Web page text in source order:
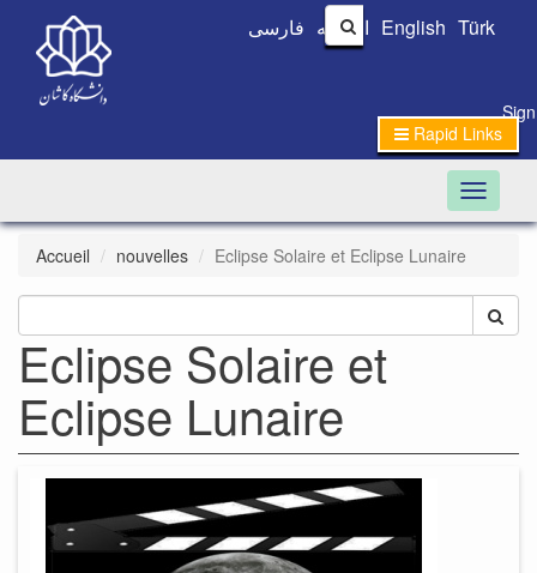
فارسی العربیه English Türk
Rapid Links
Toggle
Accueil nouvelles Eclipse Solaire et Eclipse Lunaire
Eclipse Solaire et
Eclipse Lunaire